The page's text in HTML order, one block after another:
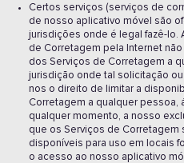
Certos serviços (serviços de
de nosso aplicativo móvel são
jurisdições onde é legal fazê-lo.
de Corretagem pela Internet
dos Serviços de Corretagem a
jurisdição onde tal solicitação
nos o direito de limitar a
Corretagem a qualquer pessoa,
qualquer momento, a nosso
que os Serviços de
disponíveis para uso em locais
o acesso ao nosso aplicativo